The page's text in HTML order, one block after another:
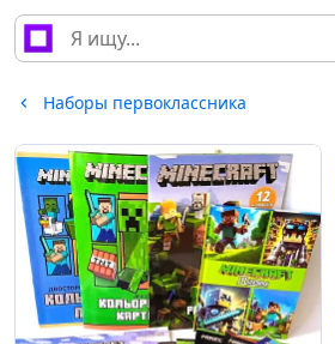
Наборы первоклассника